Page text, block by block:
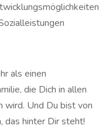
als einen
die Dich in allen
wird. Und Du bist von
das hinter Dir steht!